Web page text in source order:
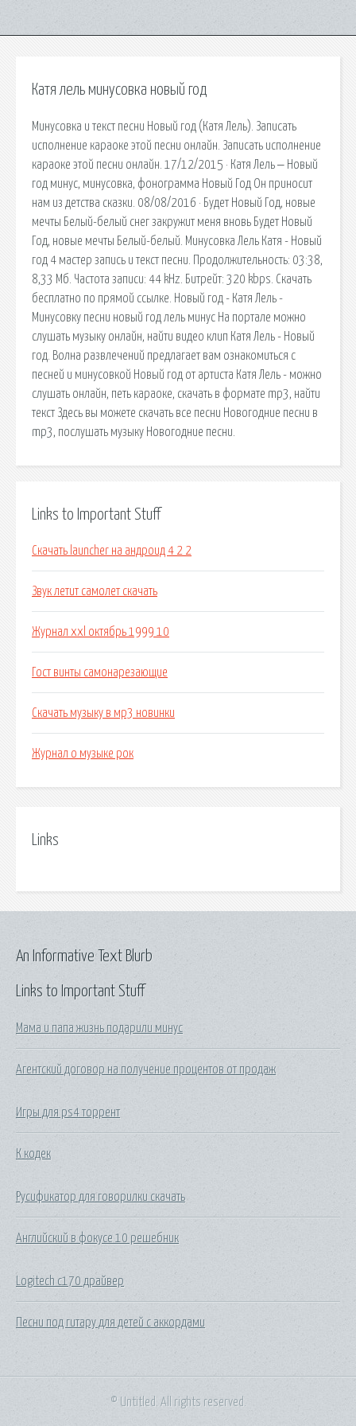
Катя лель минусовка новый год
Минусовка и текст песни Новый год (Катя Лель). Записать
исполнение караоке этой песни онлайн. Записать исполнение
караоке этой песни онлайн. 17/12/2015 · Катя Лель ‒ Новый
год минус, минусовка, фонограмма Новый Год Он приносит
нам из детства сказки. 08/08/2016 · Будет Новый Год, новые
мечты Белый-белый снег закружит меня вновь Будет Новый
Год, новые мечты Белый-белый. Минусовка Лель Катя - Новый
год 4 мастер запись и текст песни. Продолжительность: 03:38,
8,33 Мб. Частота записи: 44 kHz. Битрейт: 320 kbps. Cкачать
бесплатно по прямой ссылке. Новый год - Катя Лель -
Минусовку песни новый год лель минус На портале можно
слушать музыку онлайн, найти видео клип Катя Лель - Новый
год. Волна развлечений предлагает вам ознакомиться с
песней и минусовкой Новый год от артиста Катя Лель - можно
слушать онлайн, петь караоке, скачать в формате mp3, найти
текст Здесь вы можете скачать все песни Новогодние песни в
mp3, послушать музыку Новогодние песни.
Links to Important Stuff
Скачать launcher на андроид 4 2 2
Звук летит самолет скачать
Журнал xxl октябрь 1999 10
Гост винты самонарезающие
Скачать музыку в мр3 новинки
Журнал о музыке рок
Links
Links to Important Stuff
Мама и папа жизнь подарили минус
Агентский договор на получение процентов от продаж
Игры для ps4 торрент
К кодек
Русификатор для говорилки скачать
Английский в фокусе 10 решебник
Logitech c170 драйвер
Песни под гитару для детей с аккордами
An Informative Text Blurb
© Untitled. All rights reserved.